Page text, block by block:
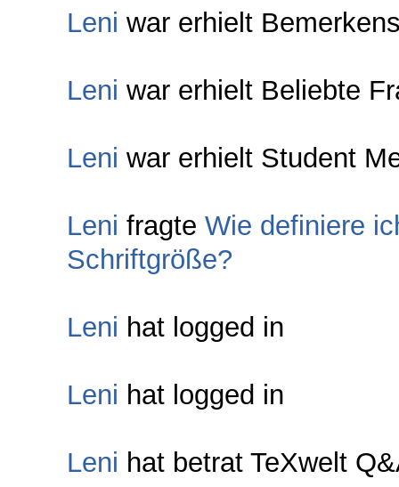
Leni war erhielt
Leni war erhielt Beliebte
Leni war erhielt Student
Leni fragte Wie definiere
Schriftgröße?
Leni hat logged in
Leni hat logged in
Leni hat betrat TeXwelt